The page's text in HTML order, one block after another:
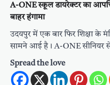
A-ONE स्कूल डायरेक्टर का
बाहर हंगामा
उदयपुर में एक बार फिर शिक्षा के
सामने आई है। A-ONE सीनियर
Spread the love